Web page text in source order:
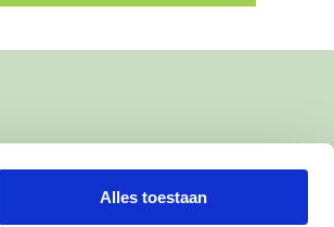
Alles toestaan
van Buurtgezinnen is: